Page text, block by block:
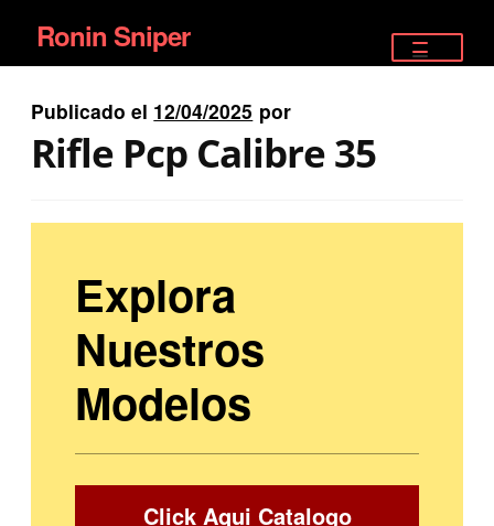
Ir
a
la
navegación
Ir
al
contenido
Ronin Sniper
EQUIPAMIENTO ÉLITE
SATELITALES
Publicado el 12/04/2025 por
Rifle Pcp Calibre 35
Explora
Nuestros
Modelos
Click Aqui Catalogo